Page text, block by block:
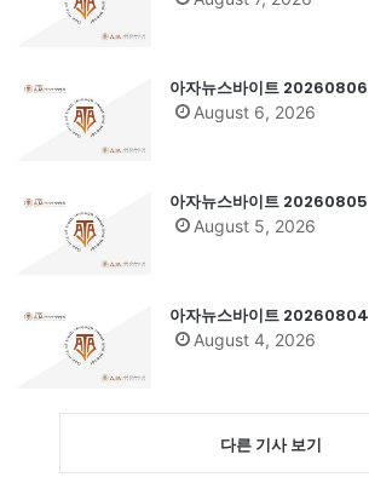
아자뉴스바이트 20260806
August 6, 2026
아자뉴스바이트 20260805
August 5, 2026
아자뉴스바이트 20260804
August 4, 2026
다른 기사 보기